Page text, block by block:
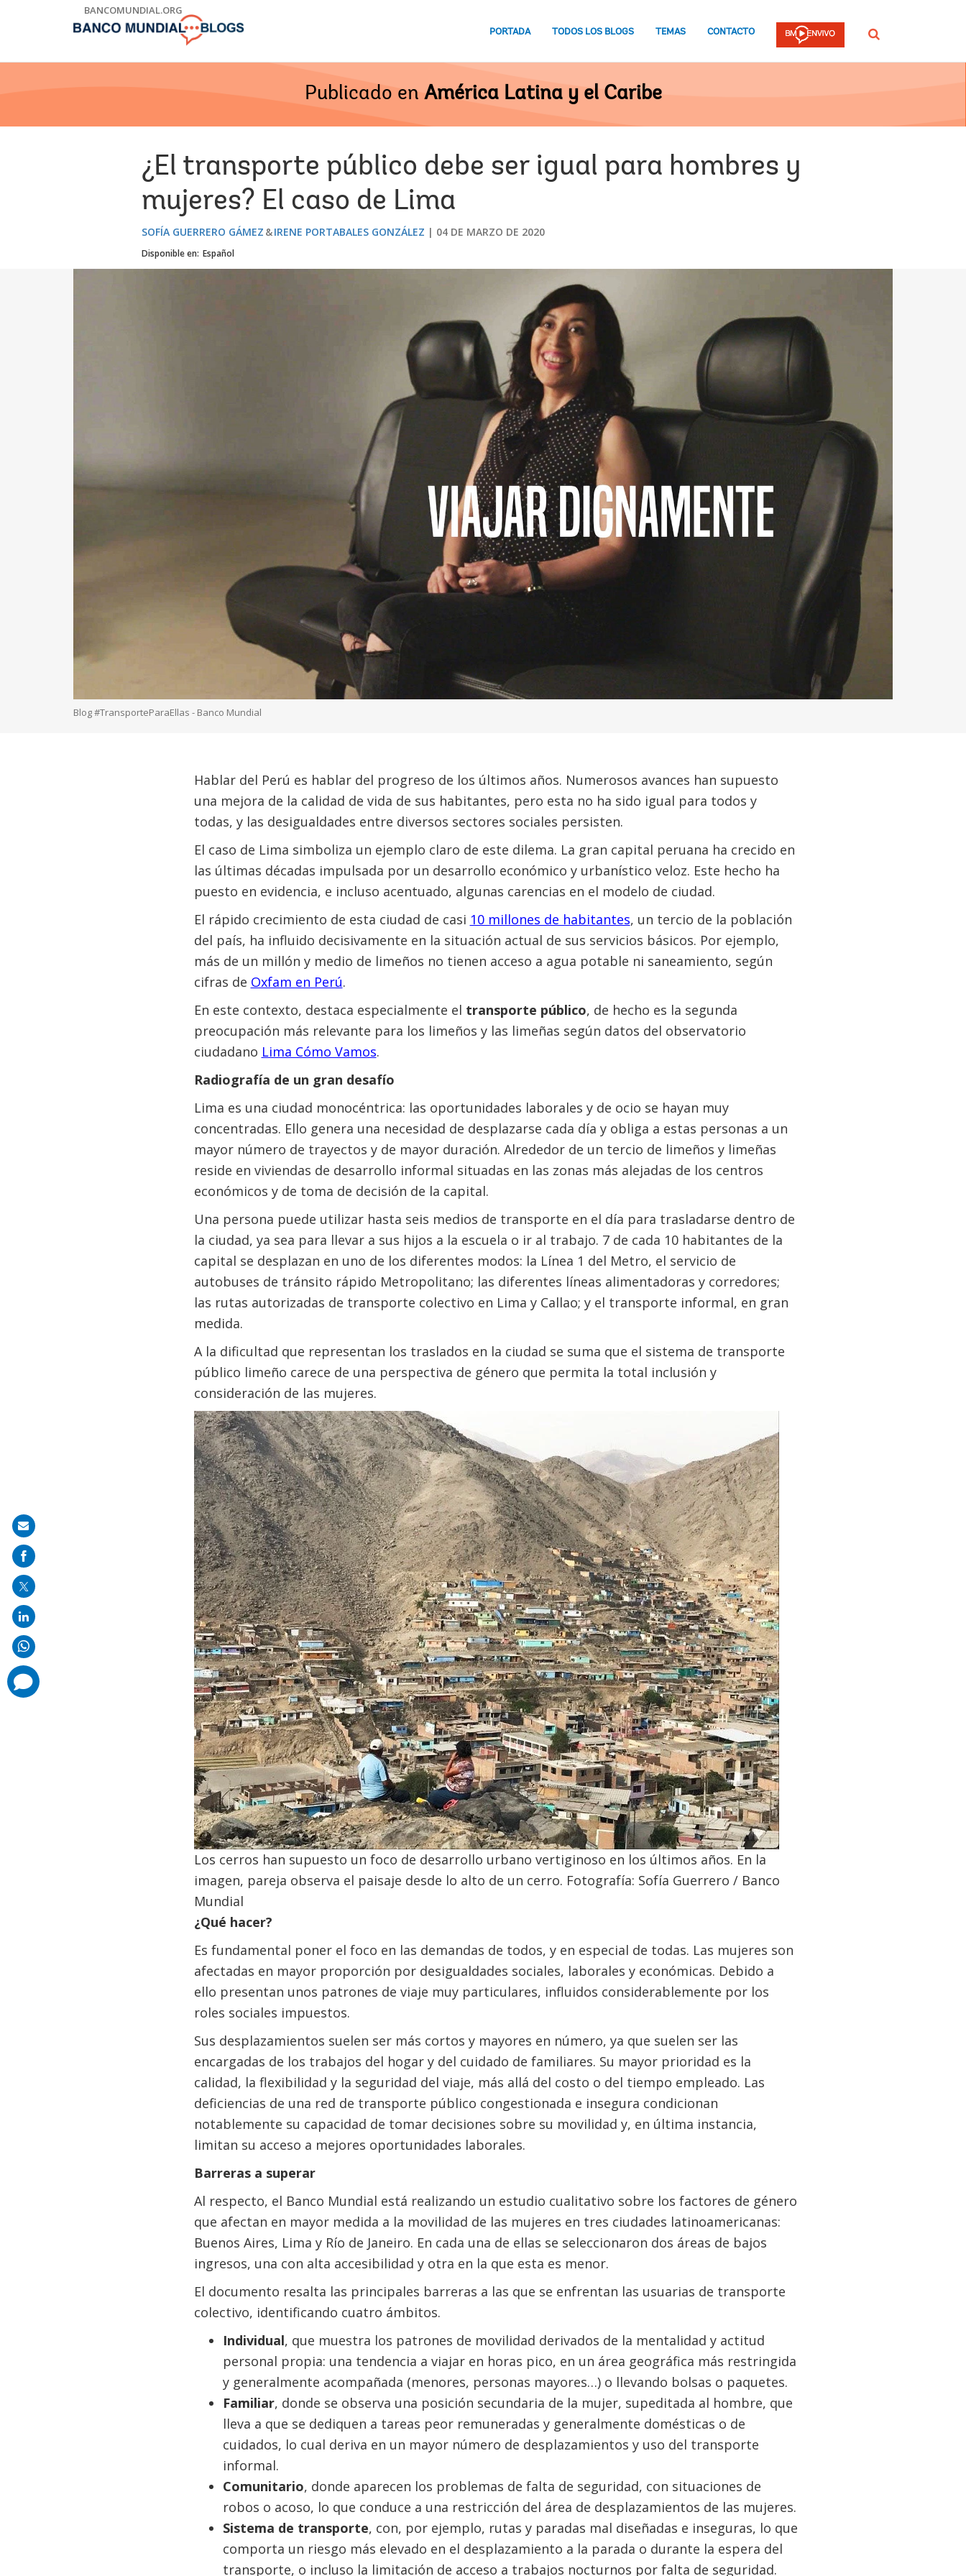
BANCOMUNDIAL.ORG
PORTADA TODOS LOS BLOGS TEMAS CONTACTO Buscar
Publicado en América Latina y el Caribe
¿El transporte público debe ser igual para hombres y
mujeres? El caso de Lima
SOFÍA GUERRERO GÁMEZ IRENE PORTABALES GONZÁLEZ 04 DE MARZO DE 2020
Disponible en: Español
Blog #TransporteParaEllas - Banco Mundial
Hablar del Perú es hablar del progreso de los últimos años. Numerosos avances han supuesto
una mejora de la calidad de vida de sus habitantes, pero esta no ha sido igual para todos y
todas, y las desigualdades entre diversos sectores sociales persisten.
El caso de Lima simboliza un ejemplo claro de este dilema. La gran capital peruana ha crecido en
las últimas décadas impulsada por un desarrollo económico y urbanístico veloz. Este hecho ha
puesto en evidencia, e incluso acentuado, algunas carencias en el modelo de ciudad.
El rápido crecimiento de esta ciudad de casi 10 millones de habitantes, un tercio de la población
del país, ha influido decisivamente en la situación actual de sus servicios básicos. Por ejemplo,
más de un millón y medio de limeños no tienen acceso a agua potable ni saneamiento, según
cifras de Oxfam en Perú.
En este contexto, destaca especialmente el transporte público, de hecho es la segunda
preocupación más relevante para los limeños y las limeñas según datos del observatorio
ciudadano Lima Cómo Vamos.
Radiografía de un gran desafío
Lima es una ciudad monocéntrica: las oportunidades laborales y de ocio se hayan muy
concentradas. Ello genera una necesidad de desplazarse cada día y obliga a estas personas a un
mayor número de trayectos y de mayor duración. Alrededor de un tercio de limeños y limeñas
reside en viviendas de desarrollo informal situadas en las zonas más alejadas de los centros
económicos y de toma de decisión de la capital.
Una persona puede utilizar hasta seis medios de transporte en el día para trasladarse dentro de
la ciudad, ya sea para llevar a sus hijos a la escuela o ir al trabajo. 7 de cada 10 habitantes de la
capital se desplazan en uno de los diferentes modos: la Línea 1 del Metro, el servicio de
autobuses de tránsito rápido Metropolitano; las diferentes líneas alimentadoras y corredores;
las rutas autorizadas de transporte colectivo en Lima y Callao; y el transporte informal, en gran
medida.
A la dificultad que representan los traslados en la ciudad se suma que el sistema de transporte
público limeño carece de una perspectiva de género que permita la total inclusión y
consideración de las mujeres.
Los cerros han supuesto un foco de desarrollo urbano vertiginoso en los últimos años. En la
imagen, pareja observa el paisaje desde lo alto de un cerro. Fotografía: Sofía Guerrero / Banco
Mundial
¿Qué hacer?
Es fundamental poner el foco en las demandas de todos, y en especial de todas. Las mujeres son
afectadas en mayor proporción por desigualdades sociales, laborales y económicas. Debido a
ello presentan unos patrones de viaje muy particulares, influidos considerablemente por los
roles sociales impuestos.
Sus desplazamientos suelen ser más cortos y mayores en número, ya que suelen ser las
encargadas de los trabajos del hogar y del cuidado de familiares. Su mayor prioridad es la
calidad, la flexibilidad y la seguridad del viaje, más allá del costo o del tiempo empleado. Las
deficiencias de una red de transporte público congestionada e insegura condicionan
notablemente su capacidad de tomar decisiones sobre su movilidad y, en última instancia,
limitan su acceso a mejores oportunidades laborales.
Barreras a superar
Al respecto, el Banco Mundial está realizando un estudio cualitativo sobre los factores de género
que afectan en mayor medida a la movilidad de las mujeres en tres ciudades latinoamericanas:
Buenos Aires, Lima y Río de Janeiro. En cada una de ellas se seleccionaron dos áreas de bajos
ingresos, una con alta accesibilidad y otra en la que esta es menor.
El documento resalta las principales barreras a las que se enfrentan las usuarias de transporte
colectivo, identificando cuatro ámbitos.
Individual, que muestra los patrones de movilidad derivados de la mentalidad y actitud
personal propia: una tendencia a viajar en horas pico, en un área geográfica más restringida
y generalmente acompañada (menores, personas mayores…) o llevando bolsas o paquetes.
Familiar, donde se observa una posición secundaria de la mujer, supeditada al hombre, que
lleva a que se dediquen a tareas peor remuneradas y generalmente domésticas o de
cuidados, lo cual deriva en un mayor número de desplazamientos y uso del transporte
informal.
Comunitario, donde aparecen los problemas de falta de seguridad, con situaciones de
robos o acoso, lo que conduce a una restricción del área de desplazamientos de las mujeres.
Sistema de transporte, con, por ejemplo, rutas y paradas mal diseñadas e inseguras, lo que
comporta un riesgo más elevado en el desplazamiento a la parada o durante la espera del
transporte, o incluso la limitación de acceso a trabajos nocturnos por falta de seguridad.
Share
on
mail
comments
added